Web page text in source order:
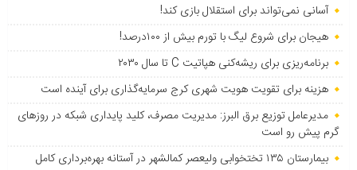
آسانی نمی‌تواند برای استقلال بازی کند!
هیجان برای شروع لیگ با تورم بیش از ۱۰۰درصد!
برنامه‌ریزی برای ریشه‌کنی هپاتیت C تا سال ۲۰۳۰
هزینه برای تقویت هویت شهری کرج سرمایه‌گذاری برای آینده است
مدیرعامل توزیع برق البرز: مدیریت مصرف، کلید پایداری شبکه در روزهای
گرم پیش رو است
بیمارستان ۱۳۵ تختخوابی ولیعصر کمالشهر در آستانه بهره‌برداری کامل